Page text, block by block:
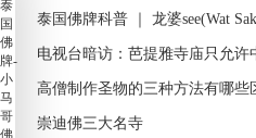
泰国佛牌科普 ｜ 龙婆see(Wat
电视台暗访：芭提雅寺庙只允许
倍！
高僧制作圣物的三种方法有哪些
崇迪佛三大名寺